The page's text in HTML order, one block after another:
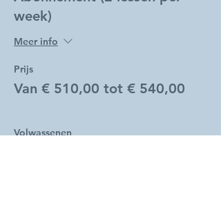
week)
Meer info
Prijs
Van € 510,00 tot € 540,00
Volwassenen